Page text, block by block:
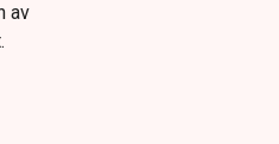
av